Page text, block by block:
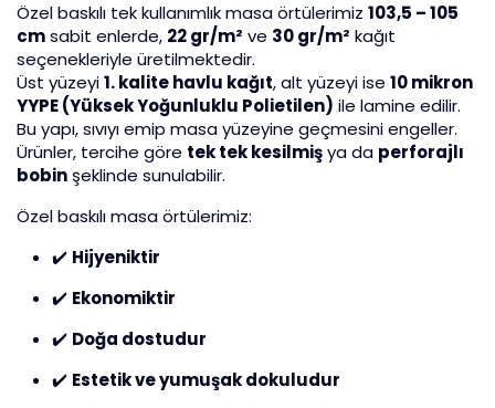
Özel baskılı tek kullanımlık masa örtülerimiz 103,5 – 105
cmsabit enlerde, 22 gr/m² ve 30 gr/m² kağıt
seçenekleriyle üretilmektedir.
Üst yüzeyi1. kalite havlu kağıt, alt yüzeyi ise 10 mikron
YYPE (Yüksek Yoğunluklu Polietilen) ile lamine edilir.
Bu yapı, sıvıyı emip masa yüzeyine geçmesini engeller.
Ürünler, tercihe göre tek tek kesilmişya da perforajlı
bobinşeklinde sunulabilir.
Özel baskılı masa örtülerimiz:
✔️ Hijyeniktir
✔️ Ekonomiktir
✔️ Doğa dostudur
✔️ Estetik ve yumuşak dokuludur